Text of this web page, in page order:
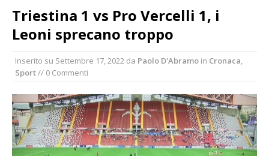
Pro vs Saluzzo, amichevole di buon riscontro
Piscina ex Enal non balneabile dopo i controlli
provvisoria»
La Regione stanzia oltre 38mila euro per il
carnevale di Santhià. La soddisfazione della
Pro Loco
Il Piemonte ha avviato la richiesta di calamità
Triestina 1 vs Pro Vercelli 1, i
Leoni sprecano troppo
Inserito su Settembre 17, 2022 da Paolo D'Abramo in Cronaca
Sport// 0 Commenti